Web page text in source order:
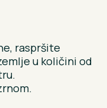
raspršite
u količini od